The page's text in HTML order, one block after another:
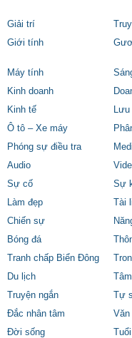
Giải trí
Giới tính
Máy tính
Kinh doanh
Kinh tế
Ô tô – Xe máy
Phóng sự điều tra
Audio
Sự cố
Sự
Làm đẹp
Chiến sự
Bóng đá
Tranh chấp Biển Đông
Du lịch
Truyện ngắn
Tự
Đắc nhân tâm
Văn
Đời sống